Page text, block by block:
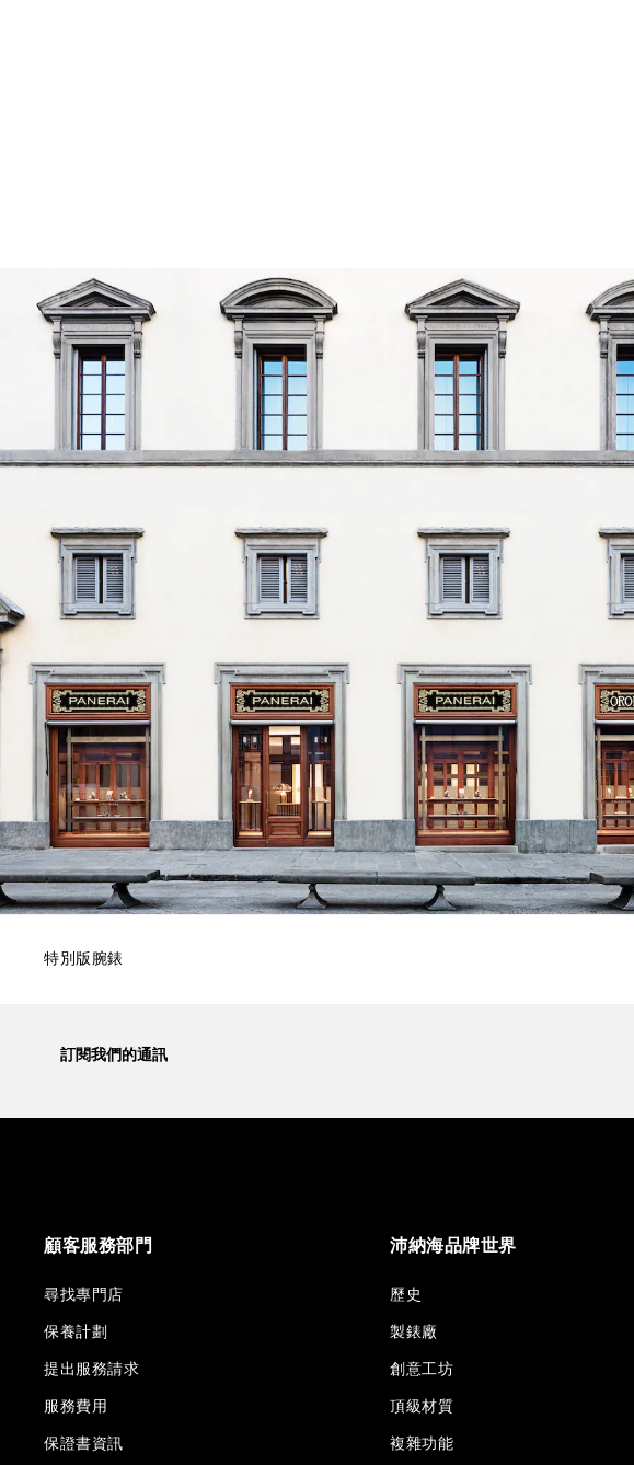
特別版腕錶
訂閱我們的通訊
顧客服務部門
尋找專門店
保養計劃
提出服務請求
服務費用
保證書資訊
沛納海品牌世界
歷史
製錶廠
創意工坊
頂級材質
複雜功能